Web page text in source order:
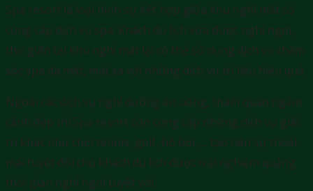
Spa resort là loại hình sự kết hợp giữa khu nghỉ mát có
cung cấp dịch vụ spa. Khách du lịch vừa được nghỉ ngơi,
thư giãn tại khu nghỉ mát lại có thể sử dụng dịch vụ chăm
sóc spa da mặt, mát xa với những dịch vụ trị liệu hiệu quả.
Ngoài các dịch vụ nghỉ dưỡng ăn uống, tham quan ngắm
cảnh đẹp thì Spa resort còn cung cấp những dịch vụ giải
trí khác như chơi tennis, golf, hồ bơi,…. tạo nên sự thoải
mái tuyệt đối cho khách du lịch được trải nghiệm quảng
thời gian nghỉ ngơi tuyệt vời.